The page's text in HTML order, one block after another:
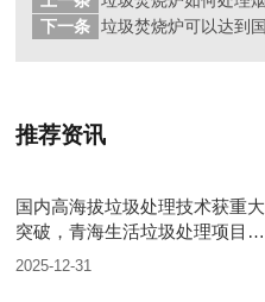
下一条
推荐资讯
国内高海拔垃圾处理技术获重大
突破，青海生活垃圾处理项目树
行业新标杆
2025-12-31